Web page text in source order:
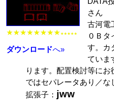
★★★★★★★★ ★★★★★
ダウンロードへ»
さん
古河電
０Ｂタ
す。カ
ていま
ります。配置検討等にお
ではセパレータあり／な
拡張子： jww